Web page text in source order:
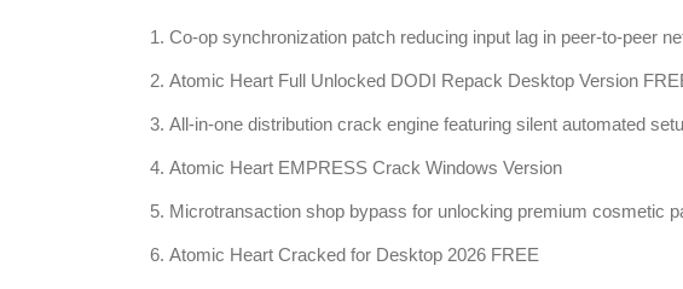
Co-op synchronization patch reducing input lag in peer-to-peer
Atomic Heart Full Unlocked DODI Repack Desktop Version
All-in-one distribution crack engine featuring silent automated
Atomic Heart EMPRESS Crack Windows Version
Microtransaction shop bypass for unlocking premium cosmetic
Atomic Heart Cracked for Desktop 2026 FREE